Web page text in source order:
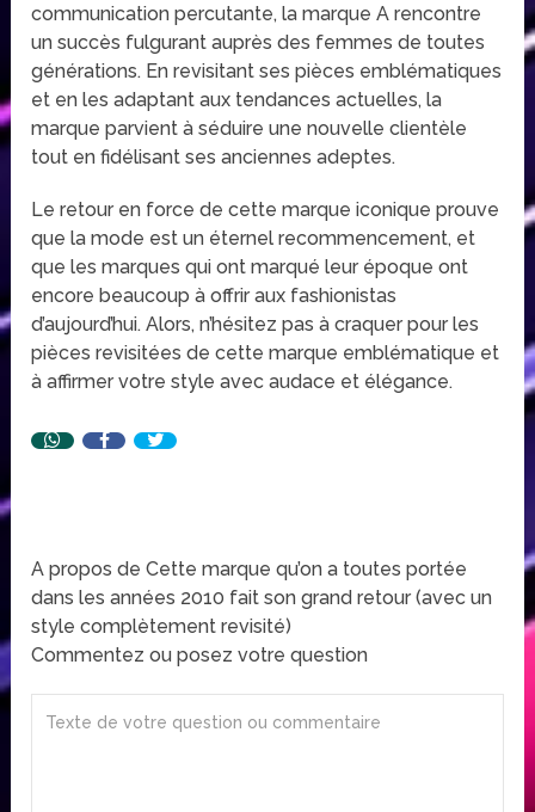
communication percutante, la marque A rencontre
un succès fulgurant auprès des femmes de toutes
générations. En revisitant ses pièces emblématiques
et en les adaptant aux tendances actuelles, la
marque parvient à séduire une nouvelle clientèle
tout en fidélisant ses anciennes adeptes.
Le retour en force de cette marque iconique prouve
que la mode est un éternel recommencement, et
que les marques qui ont marqué leur époque ont
encore beaucoup à offrir aux fashionistas
d’aujourd’hui. Alors, n’hésitez pas à craquer pour les
pièces revisitées de cette marque emblématique et
à affirmer votre style avec audace et élégance.
A propos de Cette marque qu’on a toutes portée
dans les années 2010 fait son grand retour (avec un
style complètement revisité)
Commentez ou posez votre question